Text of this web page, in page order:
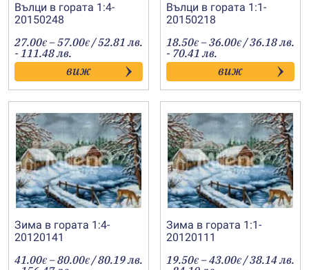
Вълци в гората 1:4-
20150248
27.00€ –57.00€Price
range:
27.00€
through
57.00€
/ 52.81 лв.
- 111.48 лв.
виж
Вълци в гората 1:1-
20150218
18.50€ –36.00€Price
range:
18.50€
through
36.00€
/ 36.18 лв.
- 70.41 лв.
виж
Зима в гората 1:4-
20120141
41.00€ –80.00€Price
/ 80.19 лв.
Зима в гората 1:1-
20120111
19.50€ –43.00€Price
/ 38.14 лв.